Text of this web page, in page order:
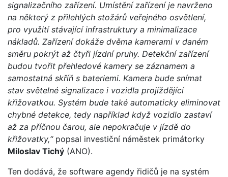
signalizačního zařízení. Umístění zařízení je navrženo
na některý z přilehlých stožárů veřejného osvětlení,
pro využití stávající infrastruktury a minimalizace
nákladů. Zařízení dokáže dvěma kamerami v daném
směru pokrýt až čtyři jízdní pruhy. Detekční zařízení
budou tvořit přehledové kamery se záznamem a
samostatná skříň s bateriemi. Kamera bude snímat
stav světelné signalizace i vozidla projíždějící
křižovatkou. Systém bude také automaticky eliminovat
chybné detekce, tedy například když vozidlo zastaví
až za příčnou čarou, ale nepokračuje v jízdě do
křižovatky,“popsal investiční náměstek primátorky
Miloslav Tichý (ANO).
Ten dodává, že software agendy řidičů je na systém